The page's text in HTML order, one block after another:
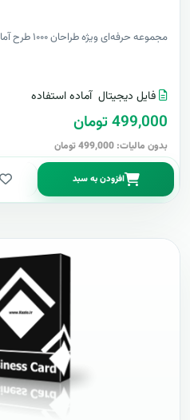
مجموعه حرفه‌ای ویژه طراحان ۱۰۰۰ طرح آماده پوستر لایه‌باز فتوشاپ ..
فایل دیجیتال آماده استفاده
499,000 تومان
بدون مالیات: 499,000 تومان
افزودن به سبد